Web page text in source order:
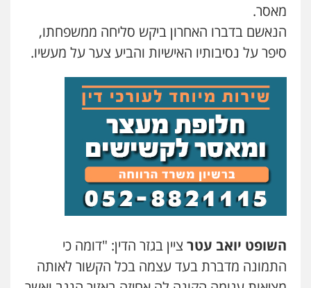
מאסר.
הנאשם בדברו האחרון ביקש סליחה ממשפחתו,
סיפר על נסיבותיו האישיות והביע צער על מעשיו.
השופט יואב עטר ציין בגזר הדין: "דומה כי
התמונה מדברת בעד עצמה בכל הקשור לאותה